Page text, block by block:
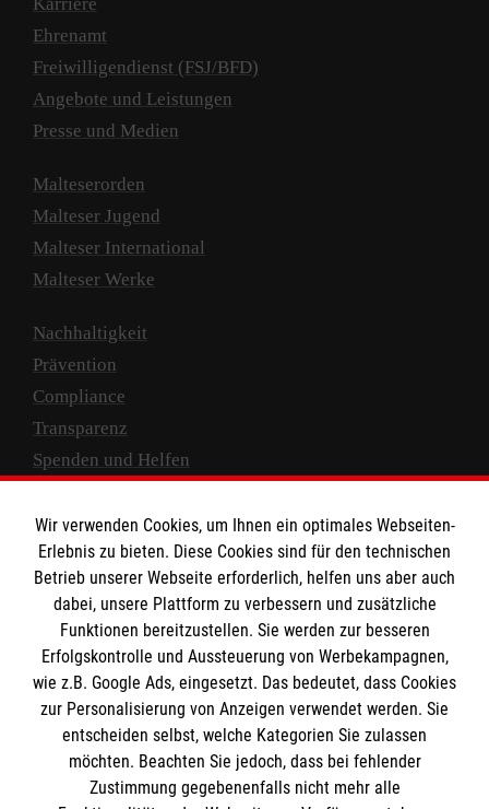
Ehrenamt
Freiwilligendienst (FSJ/BFD)
Angebote und Leistungen
Presse und Medien
Malteserorden
Malteser Jugend
Malteser International
Malteser Werke
Nachhaltigkeit
Prävention
Compliance
Transparenz
Spenden und Helfen
Empfänger: Malteser Hilfsdienst e.V.
IBAN: DE10 3706 0120 1201 2000 12
BIC: GENODED 1PA7
Wir verwenden Cookies, um Ihnen ein optimales Webseiten-
Erlebnis zu bieten. Diese Cookies sind für den technischen
Betrieb unserer Webseite erforderlich, helfen uns aber auch
dabei, unsere Plattform zu verbessern und zusätzliche
Funktionen bereitzustellen. Sie werden zur besseren
Erfolgskontrolle und Aussteuerung von Werbekampagnen,
wie z.B. Google Ads, eingesetzt. Das bedeutet, dass Cookies
zur Personalisierung von Anzeigen verwendet werden. Sie
entscheiden selbst, welche Kategorien Sie zulassen
möchten. Beachten Sie jedoch, dass bei fehlender
Zustimmung gegebenenfalls nicht mehr alle